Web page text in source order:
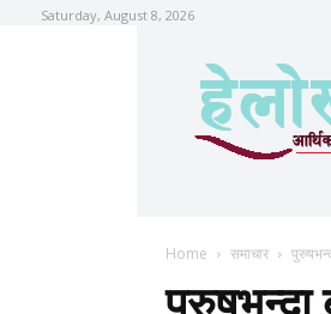
Saturday, August 8, 2026
Home समाचार